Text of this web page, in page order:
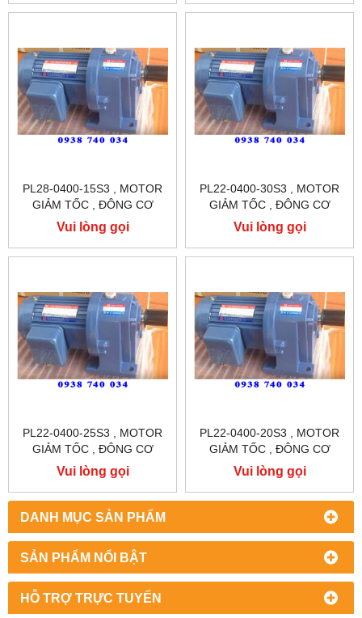
DANH MỤC SẢN PHẨM
SẢN PHẨM NỔI BẬT
HỖ TRỢ TRỰC TUYẾN
PL28-0400-15S3 , MOTOR
GIẢM TỐC , ĐÔNG CƠ
GIẢM TỐC CHÂN ĐẾ
TUNGLEE
Vui lòng gọi
PL22-0400-30S3 , MOTOR
GIẢM TỐC , ĐÔNG CƠ
GIẢM TỐC CHÂN ĐẾ
TUNGLEE
Vui lòng gọi
PL22-0400-25S3 , MOTOR
GIẢM TỐC , ĐÔNG CƠ
GIẢM TỐC CHÂN ĐẾ
TUNGLEE
Vui lòng gọi
PL22-0400-20S3 , MOTOR
GIẢM TỐC , ĐÔNG CƠ
GIẢM TỐC CHÂN ĐẾ
TUNGLEE
Vui lòng gọi